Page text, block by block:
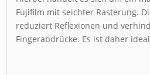
Fujifilm mit seichter Rasterung.
reduziert Reflexionen und
Fingerabdrücke. Es ist daher